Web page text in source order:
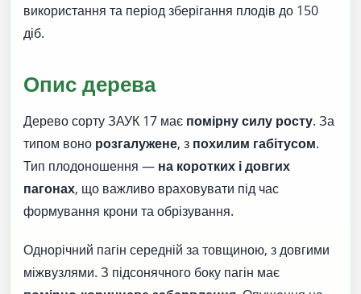
використання та період зберігання плодів до 150
діб.
Опис дерева
Дерево сорту ЗАУК 17 має помірну силу росту. За
типом воно розгалужене, з похилим габітусом.
Тип плодоношення — на коротких і довгих
пагонах, що важливо враховувати під час
формування крони та обрізування.
Однорічний пагін середній за товщиною, з довгими
міжвузлями. З підсонячного боку пагін має